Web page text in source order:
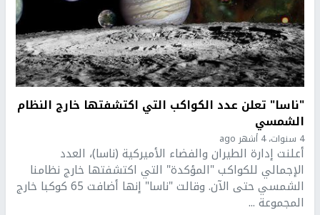
"ناسا" تعلن عدد الكواكب التي اكتشفتها خارج النظام
الشمسي
4 سنوات، 4 أشهر ago
أعلنت إدارة الطيران والفضاء الأميركية (ناسا)، العدد
الإجمالي للكواكب "المؤكدة" التي اكتشفتها خارج نظامنا
الشمسي حتى الآن. وقالت "ناسا" إنها أضافت 65 كوكبا خارج
المجموعة ...